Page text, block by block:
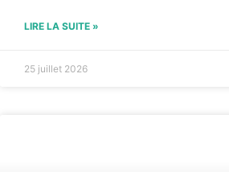
LIRE LA SUITE »
25 juillet 2026